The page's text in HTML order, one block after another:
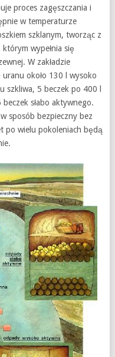
proces zagęszczania i
w temperaturze
szklanym, tworząc z
którym wypełnia się
W zakładzie
około 130 l wysoko
5 beczek po 400 l
słabo aktywnego.
sposób bezpieczny bez
po wielu pokoleniach będą